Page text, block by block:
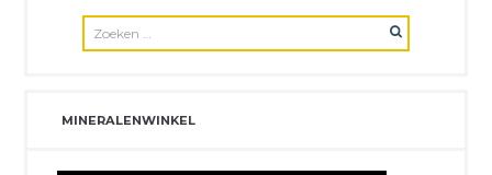
MINERALENWINKEL